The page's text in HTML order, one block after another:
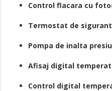
Control flacara cu
Termostat de
Pompa de inalta
Afisaj digital
Control digital